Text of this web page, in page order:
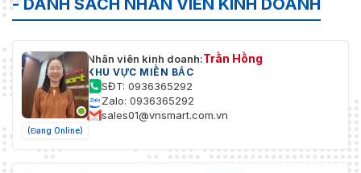
- DANH SÁCH NHÂN VIÊN KINH DOANH
(Đang Online)
Nhân viên kinh doanh:Trần Hồng
KHU VỰC MIỀN BẮC
SĐT: 0936365292
Zalo: 0936365292
sales01@vnsmart.com.vn